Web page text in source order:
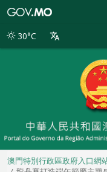
別
30°C
澳門特別行政區政府入口網